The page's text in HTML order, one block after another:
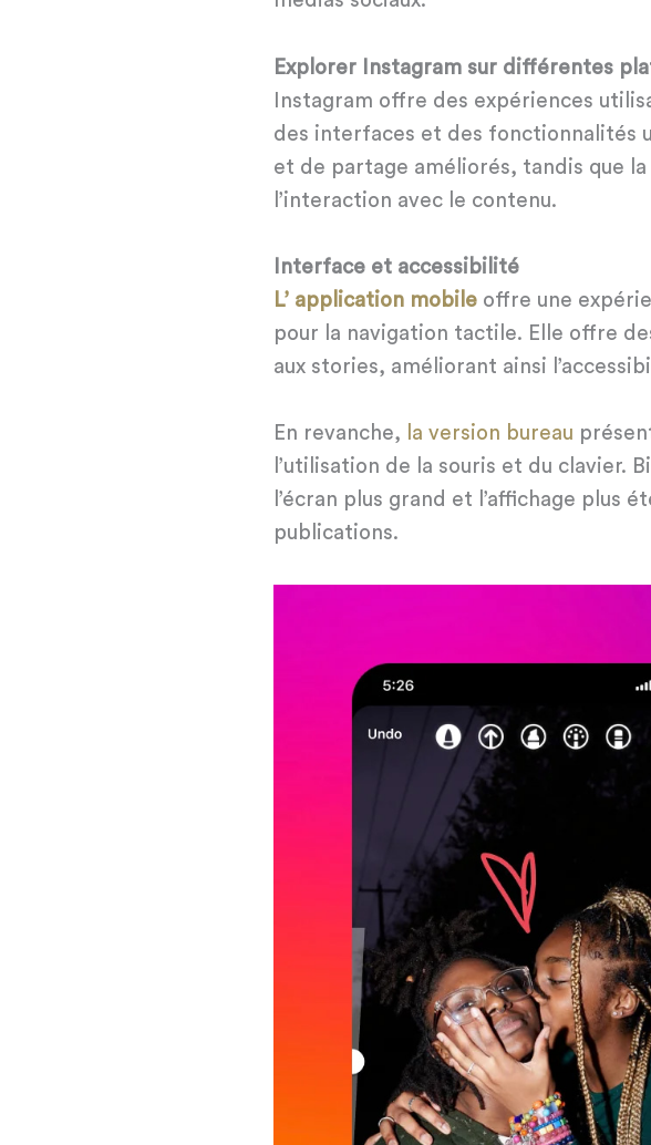
Explorer Instagram sur différentes
Instagram offre des expériences
des interfaces et des fonctionnalités
et de partage améliorés, tandis que
l’interaction avec le contenu.
Interface et accessibilité
L’ application mobile offre une
pour la navigation tactile. Elle offre
aux stories, améliorant ainsi
En revanche, la version bureau
l’utilisation de la souris et du clavier.
l’écran plus grand et l’affichage
publications.